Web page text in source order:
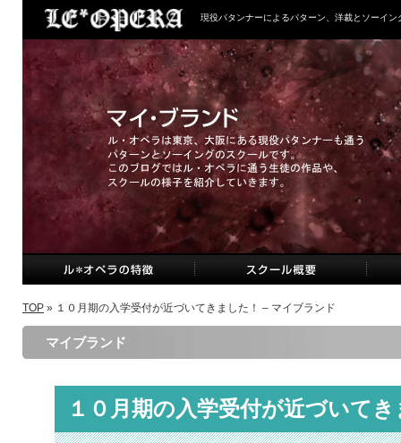
現役パタンナーによるパターン、洋裁とソーイン
TOP » １０月期の入学受付が近づいてきました！ – マイブランド
マイブランド
１０月期の入学受付が近づいて